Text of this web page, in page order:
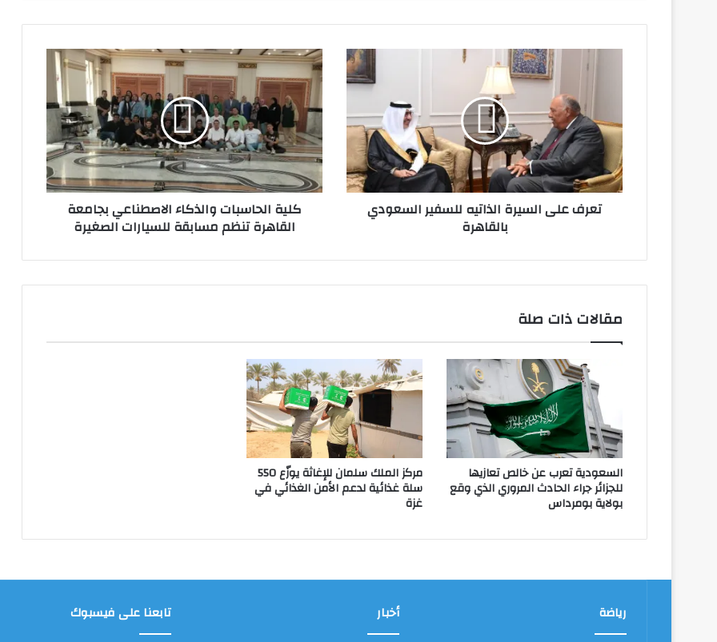
للسفير
السعودي
بالقاهرة
تعرف على السيرة الذاتيه للسفير السعودي
بالقاهرة
كلية
الحاسبات
والذكاء
الاصطناعي
بجامعة
القاهرة
تنظم
مسابقة
للسيارات
الصغيرةكلية الحاسبات والذكاء الاصطناعي بجامعة
القاهرة تنظم مسابقة للسيارات الصغيرة
مقالات ذات صلة
السعودية تعرب عن خالص تعازيها
للجزائر جراء الحادث المروري الذي وقع
بولاية بومرداس
مركز الملك سلمان للإغاثة يوزّع 550
سلة غذائية لدعم الأمن الغذائي في
غزة
رياضة أخبار تابعنا على فيسبوك